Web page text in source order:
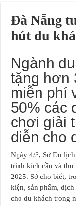
Đà Nẵng
hút du
Ngành
tặng hơn
miễn phí
50% các
chơi giải
diễn cho
Ngày 4/3, Sở Du
trình kích cầu và thu
2025. Sở cho biết,
kiện, sản phẩm,
cho du khách trong